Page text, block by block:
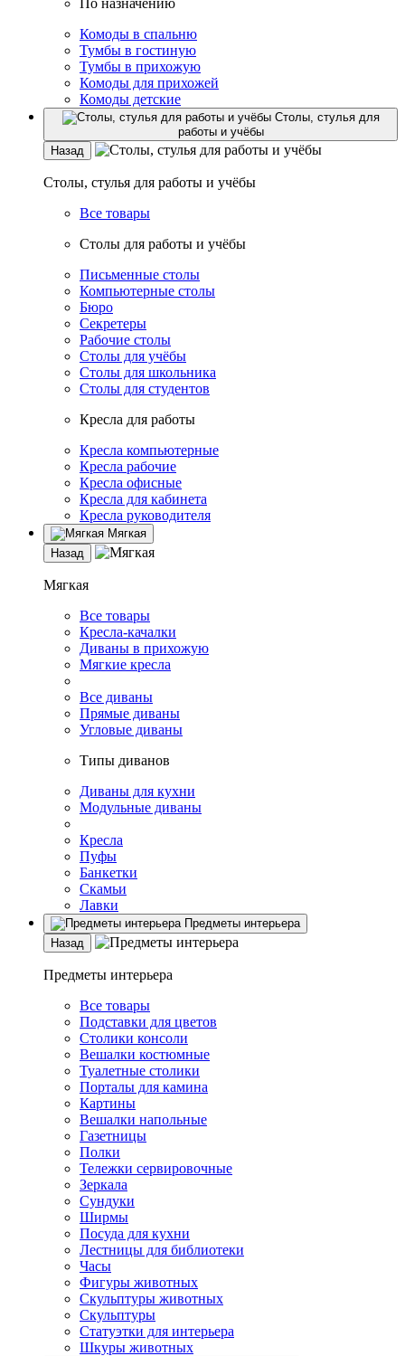
По назначению
Комоды в спальню
Тумбы в гостиную
Тумбы в прихожую
Комоды для прихожей
Комоды детские
Столы, стулья для
работы и учёбы
Назад
Столы, стулья для работы и учёбы
Все товары
Столы для работы и учёбы
Письменные столы
Компьютерные столы
Бюро
Секретеры
Рабочие столы
Столы для учёбы
Столы для школьника
Столы для студентов
Кресла для работы
Кресла компьютерные
Кресла рабочие
Кресла офисные
Кресла для кабинета
Кресла руководителя
Мягкая
Назад
Мягкая
Все товары
Кресла-качалки
Диваны в прихожую
Мягкие кресла
Все диваны
Прямые диваны
Угловые диваны
Типы диванов
Диваны для кухни
Модульные диваны
Кресла
Пуфы
Банкетки
Скамьи
Лавки
Предметы интерьера
Назад
Предметы интерьера
Все товары
Подставки для цветов
Столики консоли
Вешалки костюмные
Туалетные столики
Порталы для камина
Картины
Вешалки напольные
Газетницы
Полки
Тележки сервировочные
Зеркала
Сундуки
Ширмы
Посуда для кухни
Лестницы для библиотеки
Часы
Фигуры животных
Скульптуры животных
Скульптуры
Статуэтки для интерьера
Шкуры животных